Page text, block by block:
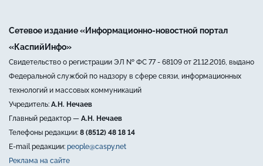
Сетевое издание «Информационно-новостной портал
«КаспийИнфо»
Свидетельство о регистрации ЭЛ № ФС 77 - 68109 от 21.12.2016, выдано
Федеральной службой по надзору в сфере связи, информационных
технологий и массовых коммуникаций
Учредитель: А.Н. Нечаев
Главный редактор — А.Н. Нечаев
Телефоны редакции: 8 (8512) 48 18 14
E-mail редакции: people@caspy.net
Реклама на сайте